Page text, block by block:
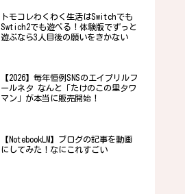
トモコレわくわく生活はSwitchでも
Swtich2でも遊べる！体験版でずっと
遊ぶなら3人目後の願いをきかない
【2026】毎年恒例SNSのエイプリルフ
ールネタ なんと「たけのこの里タワ
マン」が本当に販売開始！
【NotebookLM】ブログの記事を動画
にしてみた！なにこれすごい